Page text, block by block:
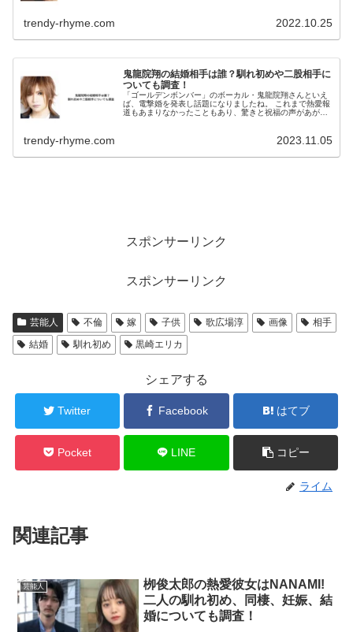
trendy-rhyme.com 2022.10.25
鬼龍院翔の結婚相手は誰？馴れ初めや二股相手に
ついても調査！
「ゴールデンボンバー」のボーカル・鬼龍院翔さんといえ
ば、電撃婚を発表し話題になりましたね。 これまで熱愛報
道もあまりなかったこともあり、驚きと祝福の声があがっ
trendy-rhyme.com 2023.11.05
スポンサーリンク
スポンサーリンク
芸能人 不倫 嫁 子供 歌広場淳 画像
相手
結婚
馴れ初め 黒崎エリカ
シェアする
Twitter Facebook はてブ
Pocket LINE コピー
ライム
関連記事
芸能人
栁俊太郎の熱愛彼女はNANAMI!
二人の馴れ初め、同棲、妊娠、結
婚についても調査！